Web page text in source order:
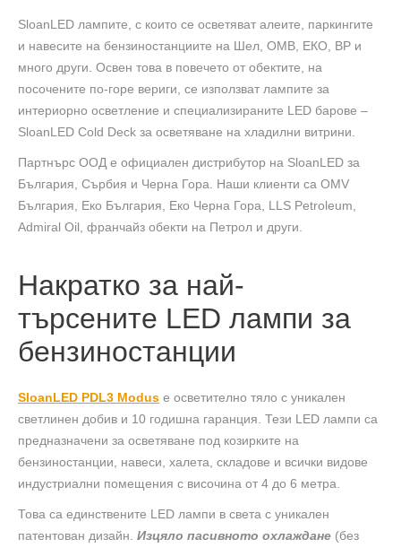
SloanLED лампите, с които се осветяват алеите, паркингите
и навесите на бензиностанциите на Шел, ОМВ, ЕКО, BP и
много други. Освен това в повечето от обектите, на
посочените по-горе вериги, се използват лампите за
интериорно осветление и специализираните LED барове –
SloanLED Cold Deck за осветяване на хладилни витрини.
Партнърс ООД е официален дистрибутор на SloanLED за
България, Сърбия и Черна Гора. Наши клиенти са OMV
България, Eко България, Еко Черна Гора, LLS Petroleum,
Admiral Oil, франчайз обекти на Петрол и други.
Накратко за най-
търсените LED лампи за
бензиностанции
SloanLED PDL3 Modus e осветително тяло с уникален
светлинен добив и 10 годишна гаранция. Тези LED лампи са
предназначени за осветяване под козирките на
бензиностанции, навеси, халета, складове и всички видове
индустриални помещения с височина от 4 до 6 метра.
Това са единствените LED лампи в света с уникален
патентован дизайн. Изцяло пасивното охлаждане (без